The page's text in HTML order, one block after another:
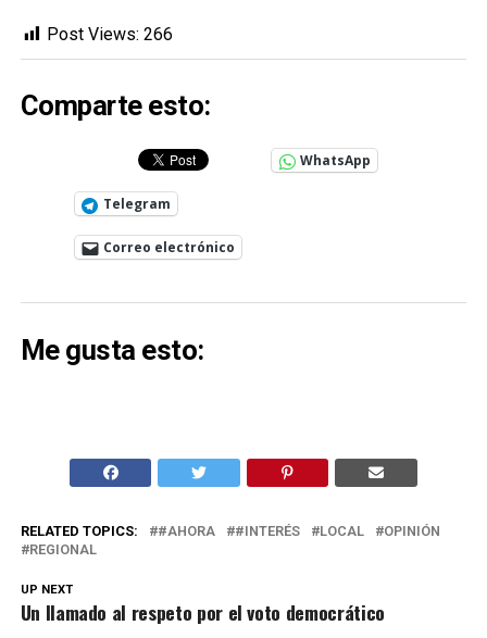
Post Views: 266
Comparte esto:
WhatsApp
Telegram
Correo electrónico
Me gusta esto:
RELATED TOPICS: #AHORA #INTERÉS LOCAL
OPINIÓN
REGIONAL
UP NEXT
Un llamado al respeto por el voto democrático